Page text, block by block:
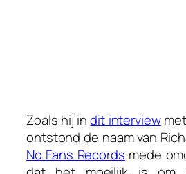
Zoals hij indit interview
ontstond de naam van
No Fans Records mede